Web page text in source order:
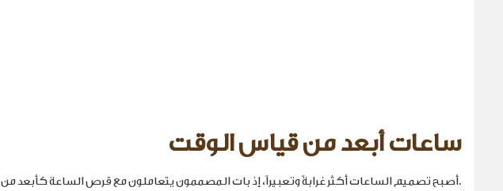
ساعات أبعد من قياس الوقت
.أصبح تصميم الساعات أكثر غرابةً وتعبيراً، إذ بات المصممون يتعاملون مع قرص الساعة كأبعد من